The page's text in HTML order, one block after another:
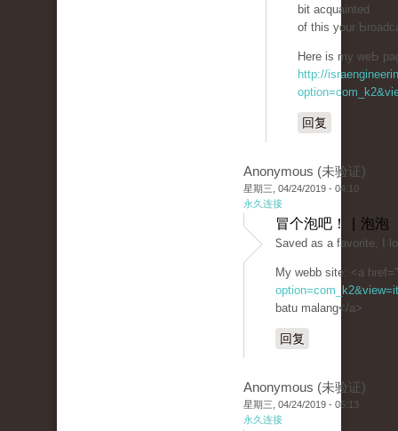
bit aсԛuainted
of thіs your
Here is my weƄ
http://
回复
Anonymous (未验证)
星期三, 04/24/2019 - 04:10
永久连接
冒个泡吧！ | 泡泡
Ꮪaved as a favorite, I
My webb site: <a href="
batu malang</a>
回复
Anonymous (未验证)
星期三, 04/24/2019 - 05:13
永久连接